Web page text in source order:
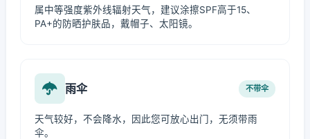
属中等强度紫外线辐射天气，建议涂擦SPF高于15、
PA+的防晒护肤品，戴帽子、太阳镜。
雨伞 不带伞
天气较好，不会降水，因此您可放心出门，无须带雨
伞。